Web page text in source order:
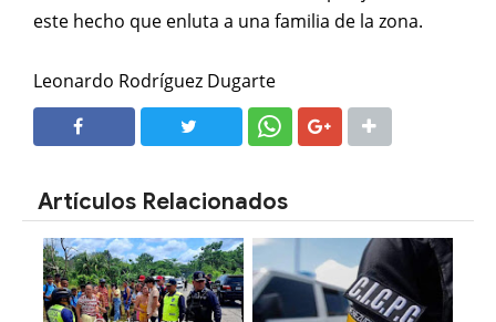
este hecho que enluta a una familia de la zona.
Leonardo Rodríguez Dugarte
Artículos Relacionados